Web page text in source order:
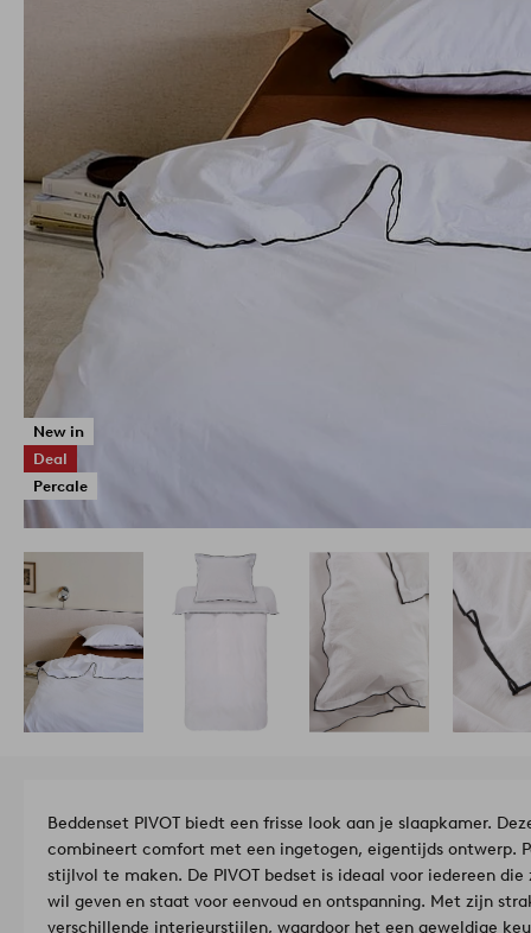
New in
Deal
Percale
Beddenset PIVOT biedt een frisse look aan je slaapkamer.
combineert comfort met een ingetogen, eigentijds ontwerp.
stijlvol te maken. De PIVOT bedset is ideaal voor iedereen
wil geven en staat voor eenvoud en ontspanning. Met zijn
verschillende interieurstijlen, waardoor het een geweldige